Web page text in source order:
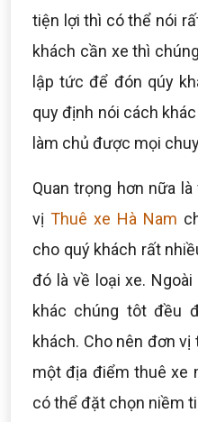
tiện lợi thì có thể nói
khách cần xe thì
lập tức để đón qúy
quy định nói cách
làm chủ được mọi
Quan trọng hơn nữa
vị Thuê xe Hà Nam
cho quý khách rất
đó là về loại xe.
khác chúng tôt đều
khách. Cho nên đơn vị
một địa điểm thuê xe
có thể đặt chọn niềm